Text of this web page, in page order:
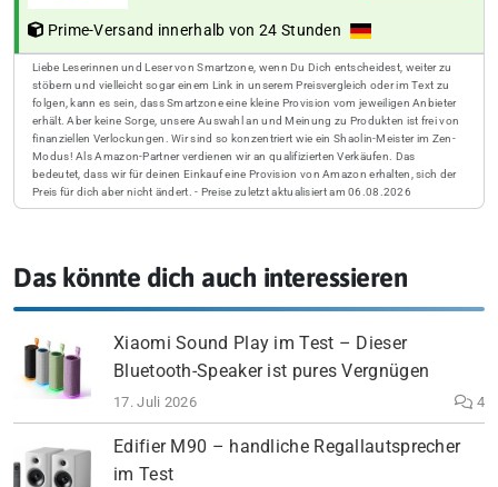
Prime-Versand innerhalb von 24 Stunden
Liebe Leserinnen und Leser von Smartzone, wenn Du Dich entscheidest, weiter zu
stöbern und vielleicht sogar einem Link in unserem Preisvergleich oder im Text zu
folgen, kann es sein, dass Smartzone eine kleine Provision vom jeweiligen Anbieter
erhält. Aber keine Sorge, unsere Auswahl an und Meinung zu Produkten ist frei von
finanziellen Verlockungen. Wir sind so konzentriert wie ein Shaolin-Meister im Zen-
Modus! Als Amazon-Partner verdienen wir an qualifizierten Verkäufen. Das
bedeutet, dass wir für deinen Einkauf eine Provision von Amazon erhalten, sich der
Preis für dich aber nicht ändert. - Preise zuletzt aktualisiert am 06.08.2026
Das könnte dich auch interessieren
Xiaomi Sound Play im Test – Dieser
Bluetooth-Speaker ist pures Vergnügen
17. Juli 2026 4
Edifier M90 – handliche Regallautsprecher
im Test